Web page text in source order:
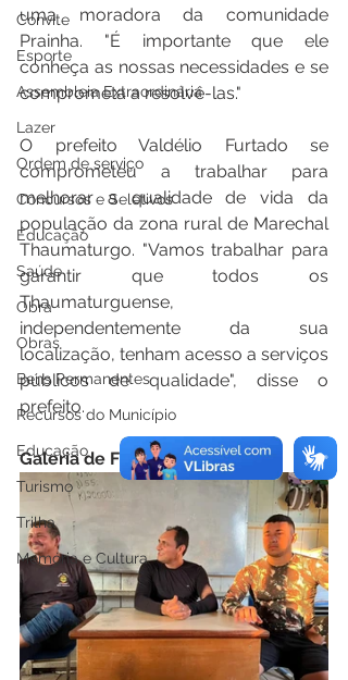
Convite
Esporte
Assembleia Extraordinária
Lazer
Ordem de serviço
Concursos e Seletivos
Educação
Saúde
Obra
Obras
Bens Permanentes
Recursos do Município
Educação
Turismo
Trilha
Memória e Cultura
uma moradora da comunidade
Prainha. "É importante que ele
conheça as nossas necessidades e se
comprometa a resolvê-las."
O prefeito Valdélio Furtado se
comprometeu a trabalhar para
melhorar a qualidade de vida da
população da zona rural de Marechal
Thaumaturgo. "Vamos trabalhar para
garantir que todos os
Thaumaturguense,
independentemente da sua
localização, tenham acesso a serviços
públicos de qualidade", disse o
prefeito.
Galeria de Fotos